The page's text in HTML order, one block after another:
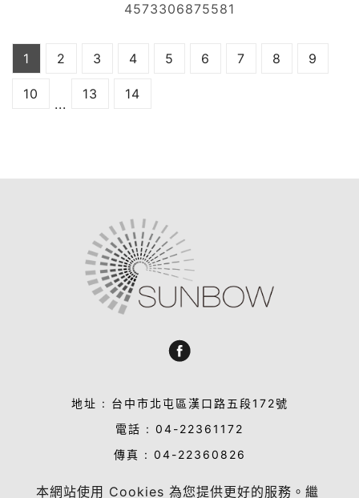
4573306875581
1 2 3 4 5 6 7 8 9
10
...
13 14
本網站使用 Cookies 為您提供更好的服務。繼
地址 : 台中市北屯區漢口路五段172號
電話 : 04-22361172
傳真 : 04-22360826